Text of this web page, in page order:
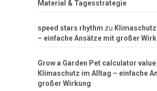
Material & Tagesstrategie
speed stars rhythm zu
– einfache Ansätze mit großer
Grow a Garden Pet calculator value
Klimaschutz im Alltag – einfache
großer Wirkung